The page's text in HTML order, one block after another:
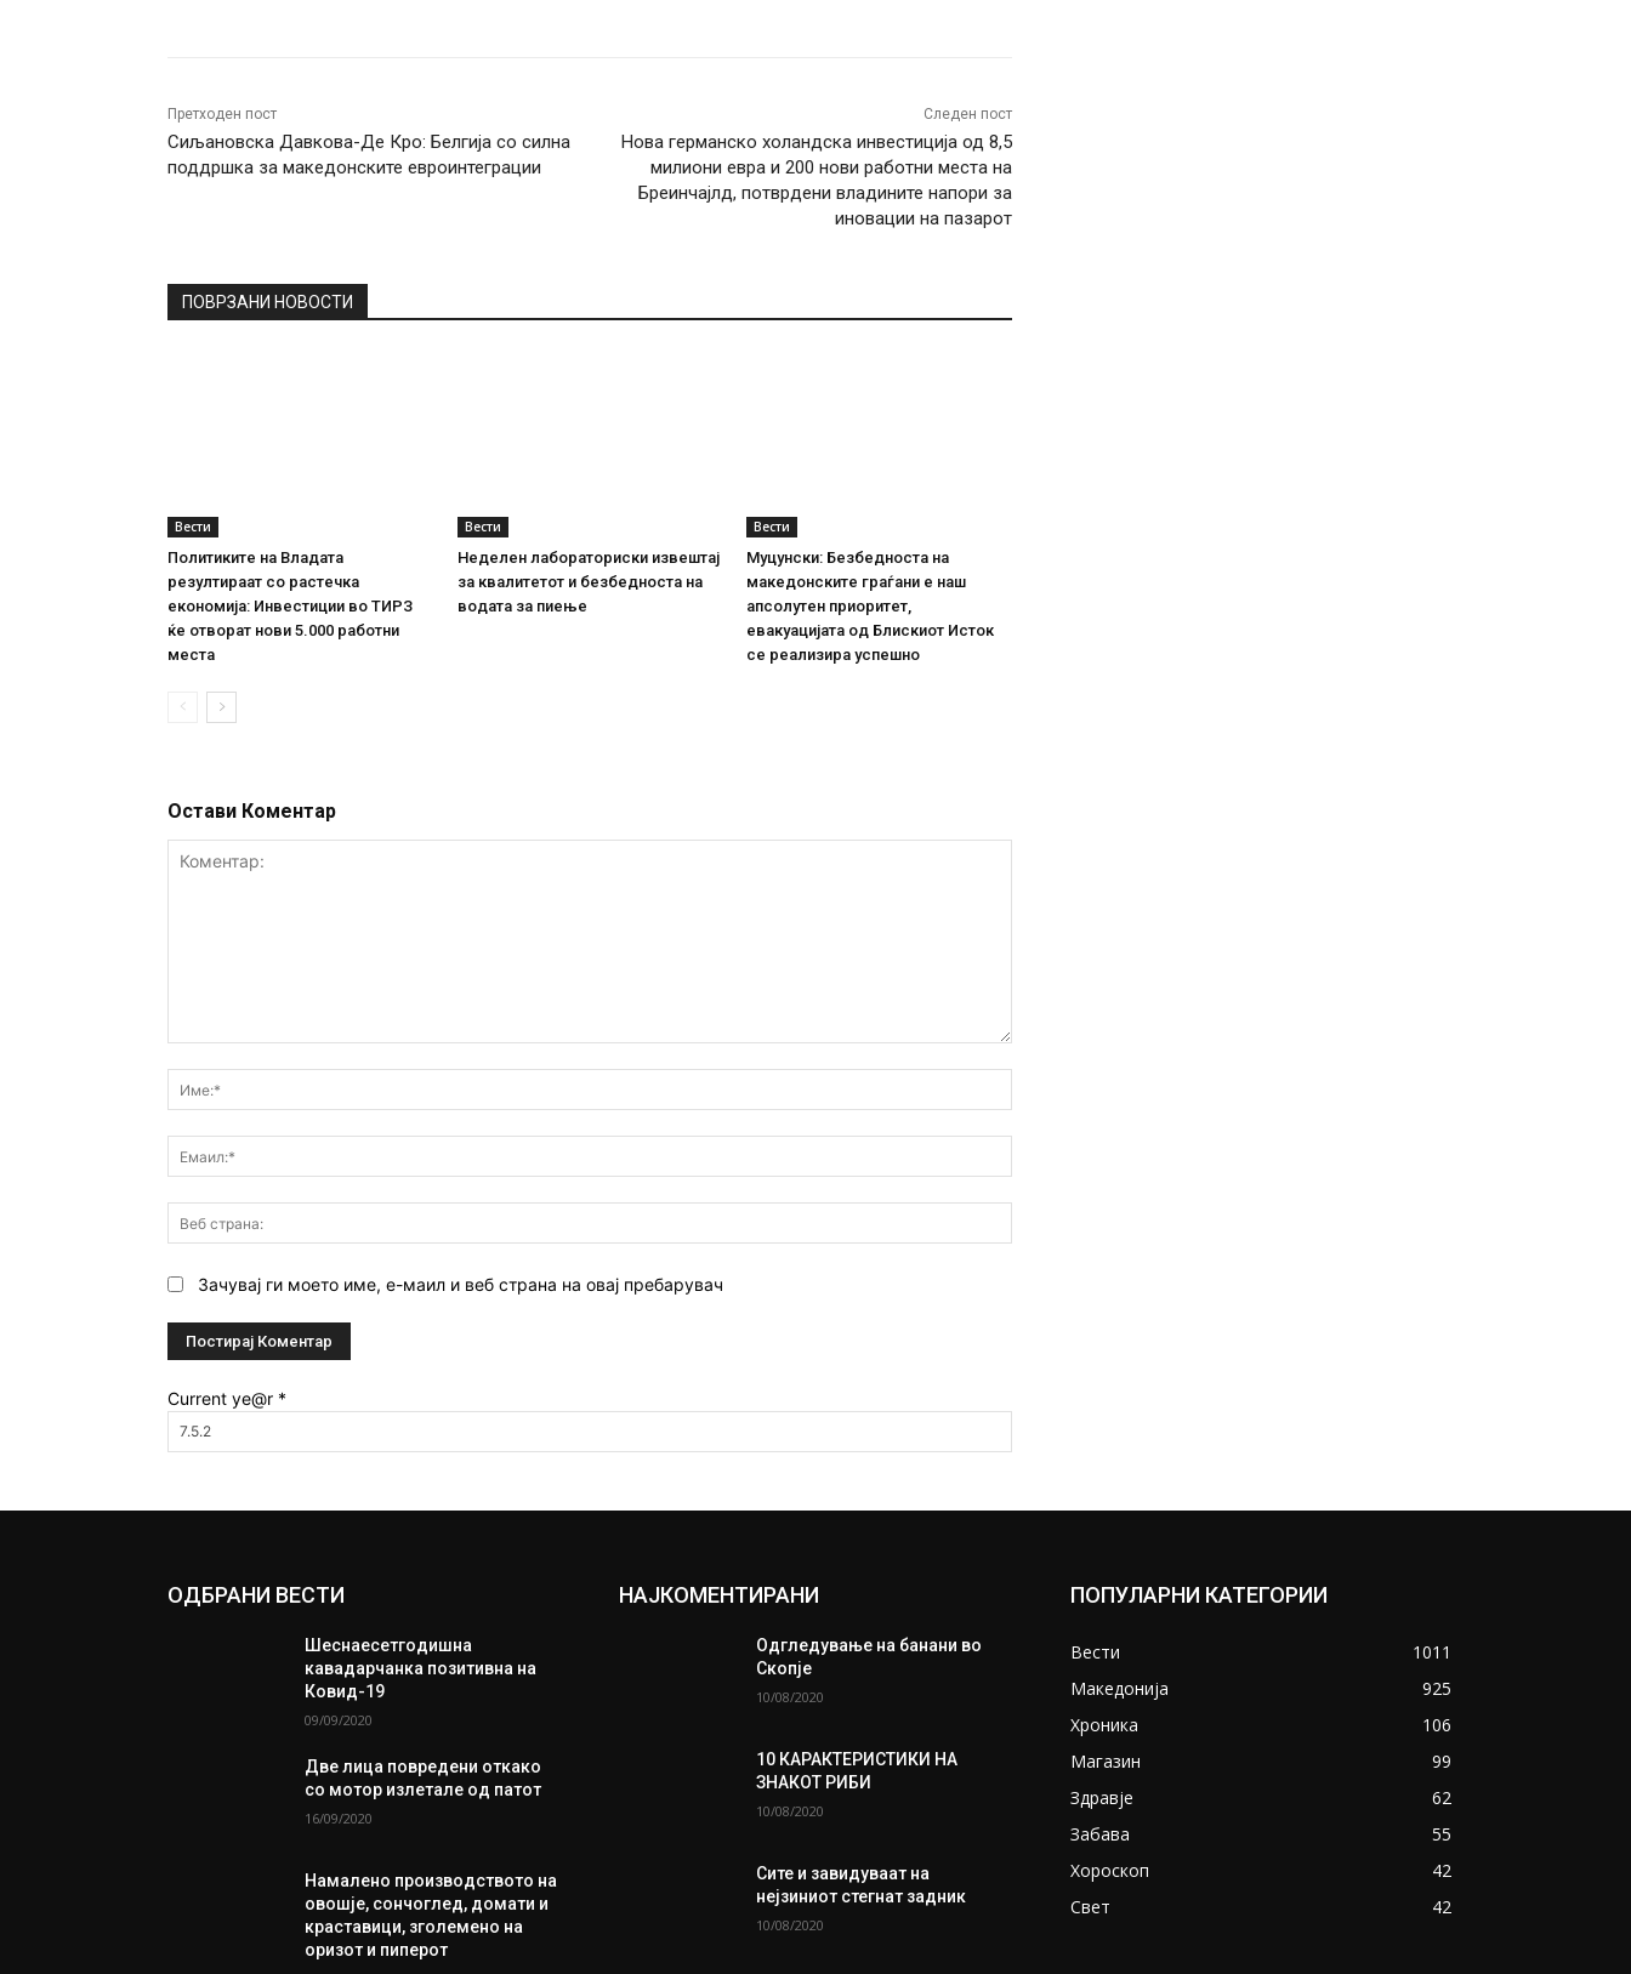
Претходен пост
Сиљановска Давкова-Де Кро: Белгија со силна
поддршка за македонските евроинтеграции
Следен пост
Нова германско холандска инвестиција од 8,5
милиони евра и 200 нови работни места на
Бреинчајлд, потврдени владините напори за
иновации на пазарот
ПОВРЗАНИ НОВОСТИ
Вести
Политиките на Владата
резултираат со растечка
економија: Инвестиции во ТИРЗ
ќе отворат нови 5.000 работни
места
Вести
Неделен лабораториски извештај
за квалитетот и безбедноста на
водата за пиење
Вести
Муцунски: Безбедноста на
македонските граѓани е наш
апсолутен приоритет,
евакуацијата од Блискиот Исток
се реализира успешно
Остави Коментар
страна:
Зачувај ги моето име, е-маил и веб страна на овај пребарувач
Current ye@r *
ОДБРАНИ ВЕСТИ
Шеснаесетгодишна
кавадарчанка позитивна на
Ковид-19
09/09/2020
Две лица повредени откако
со мотор излетале од патот
16/09/2020
Намалено производството на
овошје, сончоглед, домати и
краставици, зголемено на
оризот и пиперот
НАЈКОМЕНТИРАНИ
Одгледување на банани во
Скопје
10/08/2020
10 КАРАКТЕРИСТИКИ НА
ЗНАКОТ РИБИ
10/08/2020
Сите и завидуваат на
нејзиниот стегнат задник
10/08/2020
ПОПУЛАРНИ КАТЕГОРИИ
Вести
1011
Македонија
925
Хроника
106
Магазин
99
Здравје
62
Забава
55
Хороскоп
42
Свет
42